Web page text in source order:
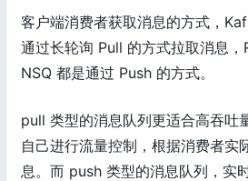
客户端消费者获取消息的方式，
通过长轮询 Pull 的方式拉取消息，
NSQ 都是通过 Push 的方式。
pull 类型的消息队列更适合高吞吐
自己进行流量控制，根据消费者实
息。而 push 类型的消息队列，实